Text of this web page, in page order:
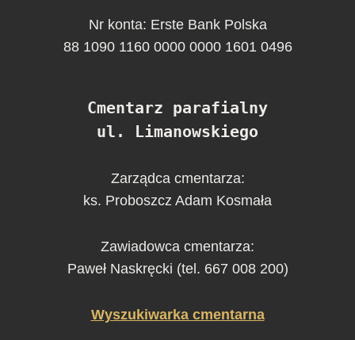
Nr konta: Erste Bank Polska
88 1090 1160 0000 0000 1601 0496
Cmentarz parafialny
ul. Limanowskiego
Zarządca cmentarza:
ks. Proboszcz Adam Kosmała
Zawiadowca cmentarza:
Paweł Naskręcki (tel. 667 008 200)
Wyszukiwarka cmentarna